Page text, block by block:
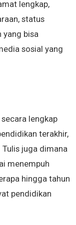
lengkap,
status
yang bisa
sosial yang
lengkap
terakhir,
juga dimana
menempuh
hingga tahun
pendidikan